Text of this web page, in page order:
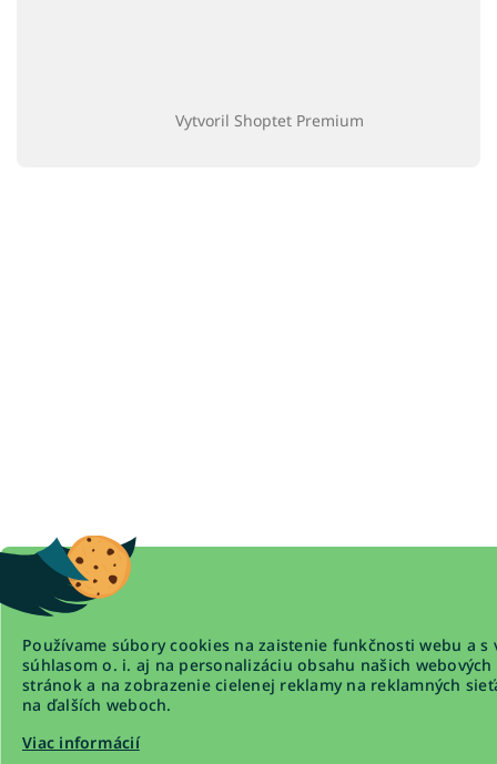
Používame súbory cookies na zaistenie funkčnosti webu a s
súhlasom o. i. aj na personalizáciu obsahu našich webových
stránok a na zobrazenie cielenej reklamy na reklamných
na ďalších weboch.
Viac informácií
Vytvoril Shoptet Premium